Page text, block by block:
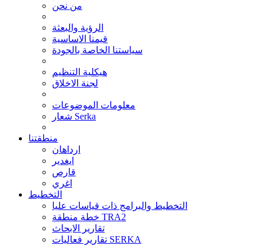
من نحن
الرؤية والبعثة
قيمنا الاساسية
سياستنا الخاصة بالجودة
هيكلية التنظيم
لجنة الاخلاق
معلومات الموضوعات
شعار Serka
منطقتنا
ارداهان
ايغدير
قارص
اغري
التخطيط
التخطيط والبرامج ذات قياسات عليا
خطة منطقة TRA2
تقارير الابحاث
تقارير فعاليات SERKA